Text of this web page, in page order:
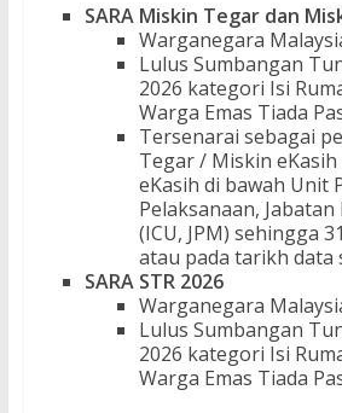
SARA Miskin Tegar dan
Warganegara
Lulus Sumbangan
2026 kategori Isi
Warga Emas Tiada
Tersenarai sebagai
Tegar / Miskin
eKasih di bawah Unit
Pelaksanaan,
(ICU, JPM) sehingga
atau pada tarikh data
SARA STR 2026
Warganegara
Lulus Sumbangan
2026 kategori Isi
Warga Emas Tiada